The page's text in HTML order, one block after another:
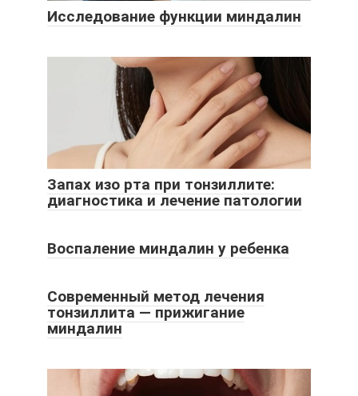
Исследование функции миндалин
Запах изо рта при тонзиллите:
диагностика и лечение патологии
Воспаление миндалин у ребенка
Современный метод лечения
тонзиллита — прижигание
миндалин